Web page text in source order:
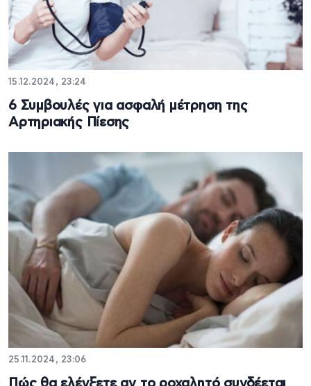
15.12.2024, 23:24
6 Συμβουλές για ασφαλή μέτρηση της
Αρτηριακής Πίεσης
25.11.2024, 23:06